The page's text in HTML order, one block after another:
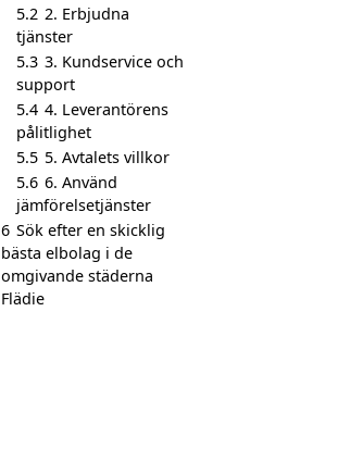
5.2 2. Erbjudna
tjänster
5.3 3. Kundservice och
support
5.4 4. Leverantörens
pålitlighet
5.5 5. Avtalets villkor
5.6 6. Använd
jämförelsetjänster
6 Sök efter en skicklig
bästa elbolag i de
omgivande städerna
Flädie